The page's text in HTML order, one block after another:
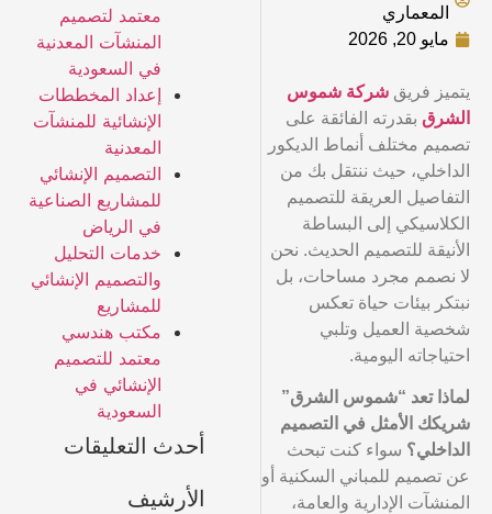
المعماري
مايو 20, 2026
يتميز فريق شركة شموس
الشرق بقدرته الفائقة على
تصميم مختلف أنماط الديكور
الداخلي، حيث ننتقل بك من
التفاصيل العريقة للتصميم
الكلاسيكي إلى البساطة
الأنيقة للتصميم الحديث. نحن
لا نصمم مجرد مساحات، بل
نبتكر بيئات حياة تعكس
شخصية العميل وتلبي
احتياجاته اليومية.
لماذا تعد “شموس الشرق”
شريكك الأمثل في التصميم
الداخلي؟ سواء كنت تبحث
عن تصميم للمباني السكنية أو
المنشآت الإدارية والعامة،
معتمد لتصميم
المنشآت المعدنية
في السعودية
إعداد المخططات
الإنشائية للمنشآت
المعدنية
التصميم الإنشائي
للمشاريع الصناعية
في الرياض
خدمات التحليل
والتصميم الإنشائي
للمشاريع
مكتب هندسي
معتمد للتصميم
الإنشائي في
السعودية
أحدث التعليقات
الأرشيف